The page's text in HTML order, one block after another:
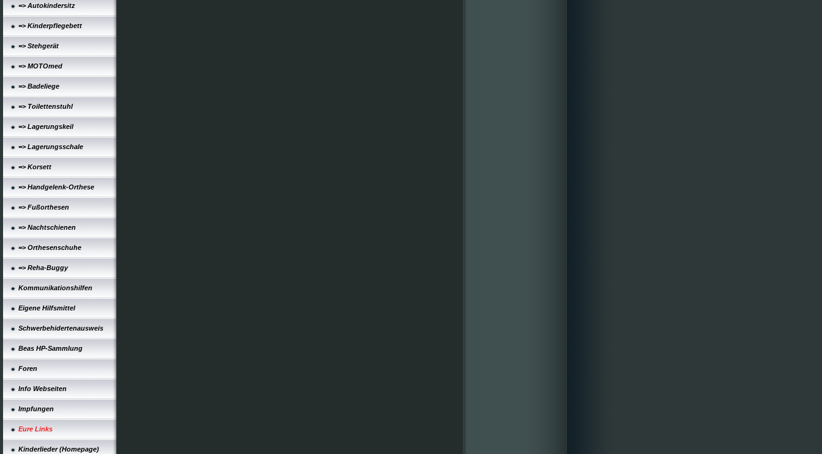
=> Autokindersitz
=> Kinderpflegebett
=> Stehgerät
=> MOTOmed
=> Badeliege
=> Toilettenstuhl
=> Lagerungskeil
=> Lagerungsschale
=> Korsett
=> Handgelenk-Orthese
=> Fußorthesen
=> Nachtschienen
=> Orthesenschuhe
=> Reha-Buggy
Kommunikationshilfen
Eigene Hilfsmittel
Schwerbehidertenausweis
Beas HP-Sammlung
Foren
Info Webseiten
Impfungen
Eure Links
Kinderlieder (Homepage)